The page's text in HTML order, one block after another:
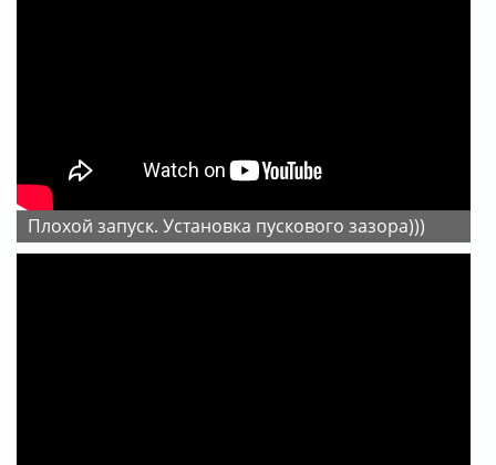
Плохой запуск. Установка пускового зазора)))